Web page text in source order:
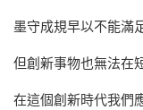
墨守成規早以不能滿
但創新事物也無法在
在這個創新時代我們